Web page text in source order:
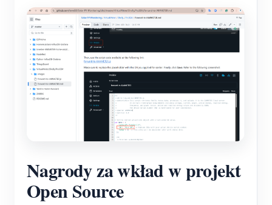
Nagrody za wkład w projekt
Open Source